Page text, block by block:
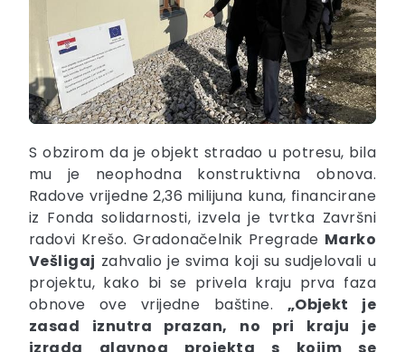
S obzirom da je objekt stradao u potresu, bila
mu je neophodna konstruktivna obnova.
Radove vrijedne 2,36 milijuna kuna, financirane
iz Fonda solidarnosti, izvela je tvrtka Završni
radovi Krešo. Gradonačelnik Pregrade Marko
Vešligaj zahvalio je svima koji su sudjelovali u
projektu, kako bi se privela kraju prva faza
obnove ove vrijedne baštine. „Objekt je
zasad iznutra prazan, no pri kraju je